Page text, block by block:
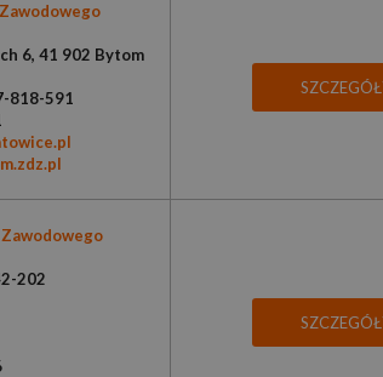
6, 41 902 Bytom
818-591
202